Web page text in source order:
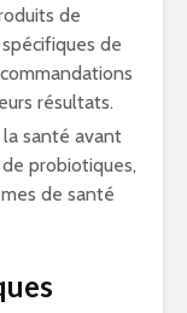
de
de
résultats.
santé avant
probiotiques,
de santé